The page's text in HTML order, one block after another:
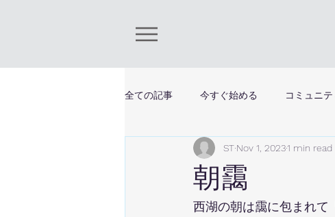
全ての記事 今すぐ始める コミュニテ
朝靄
ST Nov 1, 20231 min read
西湖の朝は靄に包まれて